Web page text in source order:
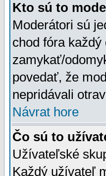
Kto sú to
Moderátori sú
chod fóra
zamykať/
povedať, že
nepridávali
Návrat hore
Čo sú to
Užívateľské
Každý užívateľ